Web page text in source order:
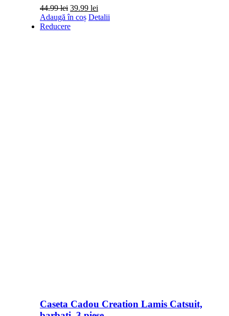
44.99lei Prețul
inițial
a
39.99 leiPrețul
curent
Adaugă în coș Detalii
Reducere
Caseta Cadou Creation Lamis Catsuit,